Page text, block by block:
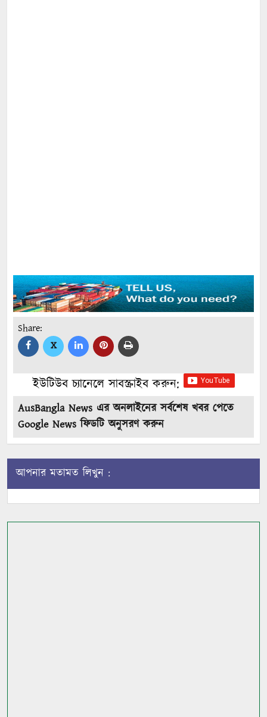
Share:
X
ইউটিউব চ্যানেলে সাবস্ক্রাইব করুন:
AusBangla News এর অনলাইনের সর্বশেষ খবর পেতে
Google News ফিডটি অনুসরণ করুন
আপনার মতামত লিখুন :